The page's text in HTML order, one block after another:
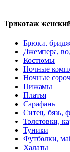
Трикотаж
Брюки,
Джемпера,
Костюмы
Ночные
Ночные
Пижамы
Платья
Сарафаны
Ситец, бязь,
Толстовки,
Туники
Футболки,
Халаты